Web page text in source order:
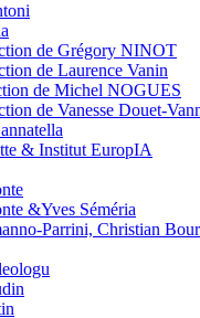
de Grégory NINOT
de Laurence Vanin
de Michel NOGUES
de Vanesse Douet-
& Institut EuropIA
&Yves Séméria
Parrini, Christian